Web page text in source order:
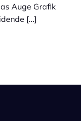
Auge Grafik
[…]